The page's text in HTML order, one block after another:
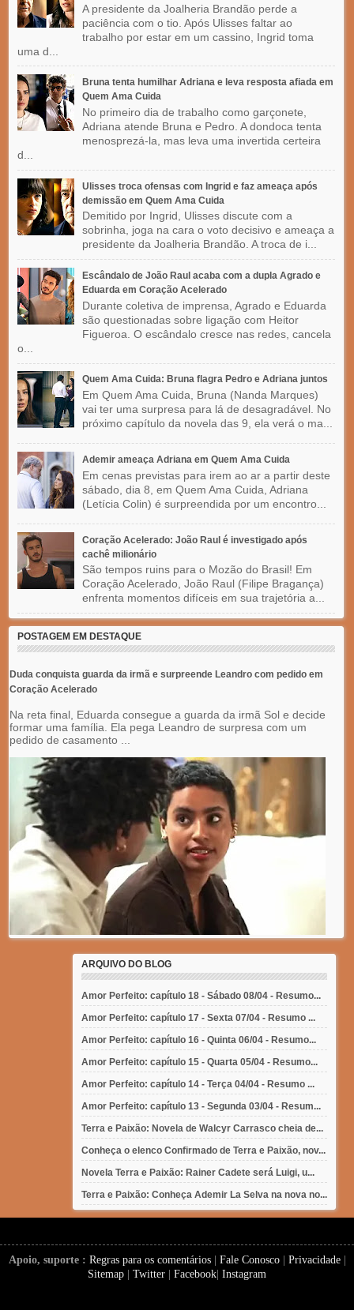
A presidente da Joalheria Brandão perde a
paciência com o tio. Após Ulisses faltar ao
trabalho por estar em um cassino, Ingrid toma
uma d...
Bruna tenta humilhar Adriana e leva resposta afiada em
Quem Ama Cuida
No primeiro dia de trabalho como garçonete,
Adriana atende Bruna e Pedro. A dondoca tenta
menosprezá-la, mas leva uma invertida certeira
d...
Ulisses troca ofensas com Ingrid e faz ameaça após
demissão em Quem Ama Cuida
Demitido por Ingrid, Ulisses discute com a
sobrinha, joga na cara o voto decisivo e ameaça a
presidente da Joalheria Brandão. A troca de i...
Escândalo de João Raul acaba com a dupla Agrado e
Eduarda em Coração Acelerado
Durante coletiva de imprensa, Agrado e Eduarda
são questionadas sobre ligação com Heitor
Figueroa. O escândalo cresce nas redes, cancela
o...
Quem Ama Cuida: Bruna flagra Pedro e Adriana juntos
Em Quem Ama Cuida, Bruna (Nanda Marques)
vai ter uma surpresa para lá de desagradável. No
próximo capítulo da novela das 9, ela verá o ma...
Ademir ameaça Adriana em Quem Ama Cuida
Em cenas previstas para irem ao ar a partir deste
sábado, dia 8, em Quem Ama Cuida, Adriana
(Letícia Colin) é surpreendida por um encontro...
Coração Acelerado: João Raul é investigado após
cachê milionário
São tempos ruins para o Mozão do Brasil! Em
Coração Acelerado, João Raul (Filipe Bragança)
enfrenta momentos difíceis em sua trajetória a...
POSTAGEM EM DESTAQUE
Duda conquista guarda da irmã e surpreende Leandro com pedido em
Coração Acelerado
Na reta final, Eduarda consegue a guarda da irmã Sol e decide
formar uma família. Ela pega Leandro de surpresa com um
pedido de casamento ...
ARQUIVO DO BLOG
Amor Perfeito: capítulo 18 - Sábado 08/04 - Resumo...
Amor Perfeito: capítulo 17 - Sexta 07/04 - Resumo ...
Amor Perfeito: capítulo 16 - Quinta 06/04 - Resumo...
Amor Perfeito: capítulo 15 - Quarta 05/04 - Resumo...
Amor Perfeito: capítulo 14 - Terça 04/04 - Resumo ...
Amor Perfeito: capítulo 13 - Segunda 03/04 - Resum...
Terra e Paixão: Novela de Walcyr Carrasco cheia de...
Conheça o elenco Confirmado de Terra e Paixão, nov...
Novela Terra e Paixão: Rainer Cadete será Luigi, u...
Terra e Paixão: Conheça Ademir La Selva na nova no...
Apoio, suporte : Regras para os comentários| Fale Conosco| Privacidade|
Sitemap
Twitter Facebook Instagram